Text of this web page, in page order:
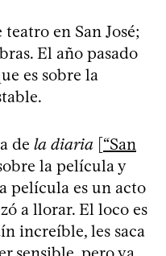
en San José;
El año pasado
es sobre la
de la diaria [“San
la película y
película es un acto
a llorar. El loco es
increíble, les saca